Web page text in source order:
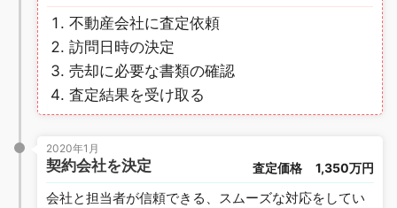
不動産会社に査定依頼
訪問日時の決定
売却に必要な書類の確認
査定結果を受け取る
2020年1月
契約会社を決定 査定価格 1,350万円
会社と担当者が信頼できる、スムーズな対応をしてい